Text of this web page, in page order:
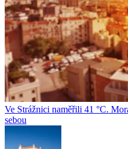
Ve Strážnici naměřili 41 °C.
sebou